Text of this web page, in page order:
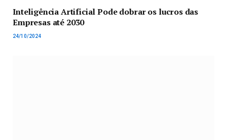
Inteligência Artificial Pode dobrar os lucros das
Empresas até 2030
24/10/2024